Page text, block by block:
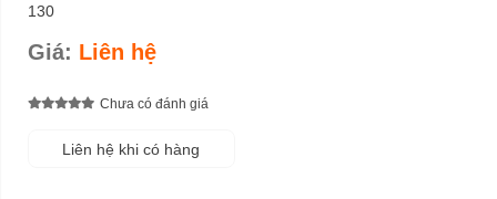
130
Giá: Liên hệ
Chưa có đánh giá
Liên hệ khi có hàng